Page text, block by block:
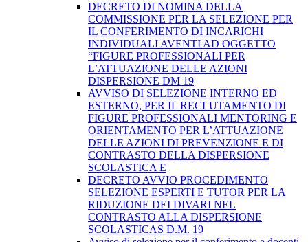
DECRETO DI NOMINA DELLA
COMMISSIONE PER LA SELEZIONE PER
IL CONFERIMENTO DI INCARICHI
INDIVIDUALI AVENTI AD OGGETTO
“FIGURE PROFESSIONALI PER
L’ATTUAZIONE DELLE AZIONI
DISPERSIONE DM 19
AVVISO DI SELEZIONE INTERNO ED
ESTERNO, PER IL RECLUTAMENTO DI
FIGURE PROFESSIONALI MENTORING E
ORIENTAMENTO PER L’ATTUAZIONE
DELLE AZIONI DI PREVENZIONE E DI
CONTRASTO DELLA DISPERSIONE
SCOLASTICA E
DECRETO AVVIO PROCEDIMENTO
SELEZIONE ESPERTI E TUTOR PER LA
RIDUZIONE DEI DIVARI NEL
CONTRASTO ALLA DISPERSIONE
SCOLASTICAS D.M. 19